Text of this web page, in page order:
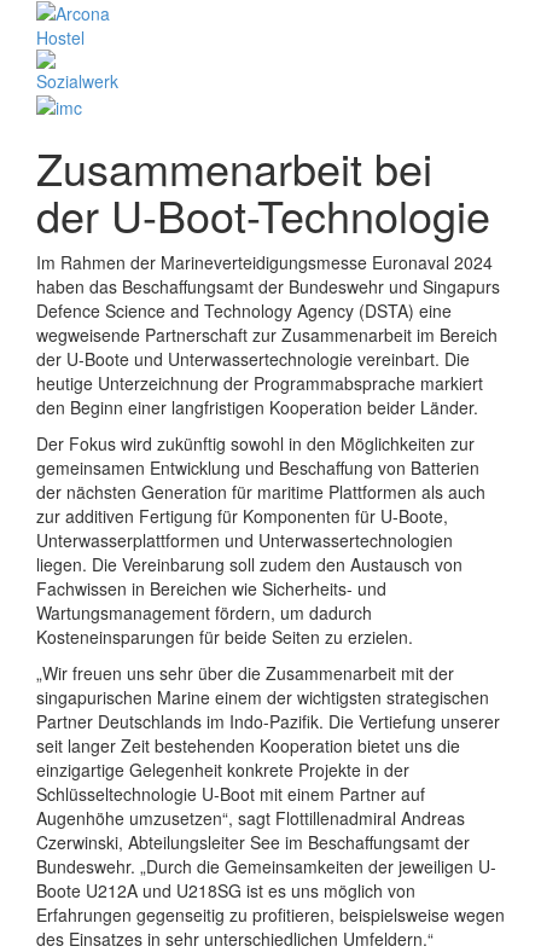
Zusammenarbeit bei
der U-Boot-Technologie
Im Rahmen der Marineverteidigungsmesse Euronaval 2024
haben das Beschaffungsamt der Bundeswehr und Singapurs
Defence Science and Technology Agency (DSTA) eine
wegweisende Partnerschaft zur Zusammenarbeit im Bereich
der U-Boote und Unterwassertechnologie vereinbart. Die
heutige Unterzeichnung der Programmabsprache markiert
den Beginn einer langfristigen Kooperation beider Länder.
Der Fokus wird zukünftig sowohl in den Möglichkeiten zur
gemeinsamen Entwicklung und Beschaffung von Batterien
der nächsten Generation für maritime Plattformen als auch
zur additiven Fertigung für Komponenten für U-Boote,
Unterwasserplattformen und Unterwassertechnologien
liegen. Die Vereinbarung soll zudem den Austausch von
Fachwissen in Bereichen wie Sicherheits- und
Wartungsmanagement fördern, um dadurch
Kosteneinsparungen für beide Seiten zu erzielen.
„Wir freuen uns sehr über die Zusammenarbeit mit der
singapurischen Marine einem der wichtigsten strategischen
Partner Deutschlands im Indo-Pazifik. Die Vertiefung unserer
seit langer Zeit bestehenden Kooperation bietet uns die
einzigartige Gelegenheit konkrete Projekte in der
Schlüsseltechnologie U-Boot mit einem Partner auf
Augenhöhe umzusetzen“, sagt Flottillenadmiral Andreas
Czerwinski, Abteilungsleiter See im Beschaffungsamt der
Bundeswehr. „Durch die Gemeinsamkeiten der jeweiligen U-
Boote U212A und U218SG ist es uns möglich von
Erfahrungen gegenseitig zu profitieren, beispielsweise wegen
des Einsatzes in sehr unterschiedlichen Umfeldern.“